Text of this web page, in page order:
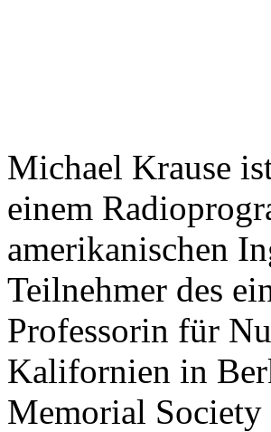
Michael Krause
einem
amerikanischen
Teilnehmer des
Professorin für
Kalifornien in
Memorial